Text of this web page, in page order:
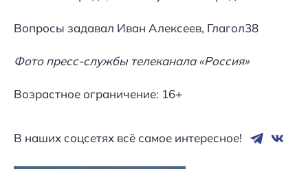
Вопросы задавал Иван Алексеев, Глагол38
Фото пресс-службы телеканала «Россия»
Возрастное ограничение: 16+
В наших соцсетях всё самое интересное!